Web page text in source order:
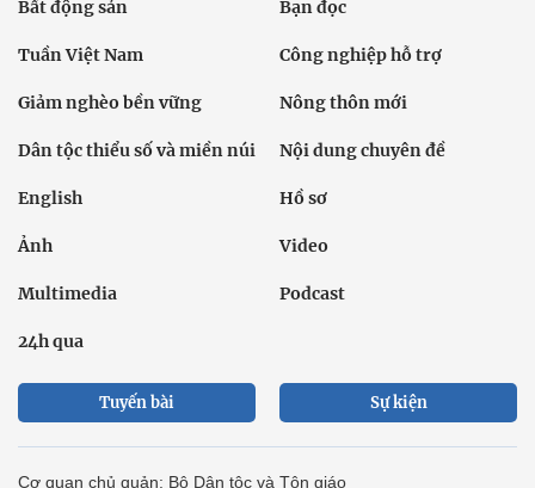
Bất động sản Bạn đọc
Tuần Việt Nam Công nghiệp hỗ trợ
Giảm nghèo bền vững Nông thôn mới
Dân tộc thiểu số và miền núi Nội dung chuyên đề
English Hồ sơ
Ảnh Video
Multimedia Podcast
24h qua
Tuyến bài Sự kiện
Cơ quan chủ quản: Bộ Dân tộc và Tôn giáo